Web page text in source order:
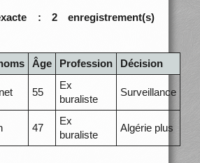
: 2 enregistrement(s)
Âge Profession Décision
55
Ex
buraliste
Surveillance
47
Ex
buraliste
Algérie plus